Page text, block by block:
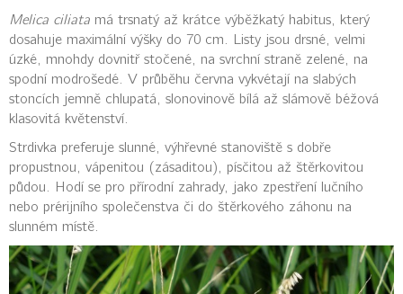
Melica ciliata má trsnatý až krátce výběžkatý habitus, který
dosahuje maximální výšky do 70 cm. Listy jsou drsné, velmi
úzké, mnohdy dovnitř stočené, na svrchní straně zelené, na
spodní modrošedé. V průběhu června vykvétají na slabých
stoncích jemně chlupatá, slonovinově bílá až slámově béžová
klasovitá květenství.
Strdivka preferuje slunné, výhřevné stanoviště s dobře
propustnou, vápenitou (zásaditou), písčitou až štěrkovitou
půdou. Hodí se pro přírodní zahrady, jako zpestření lučního
nebo prérijního společenstva či do štěrkového záhonu na
slunném místě.